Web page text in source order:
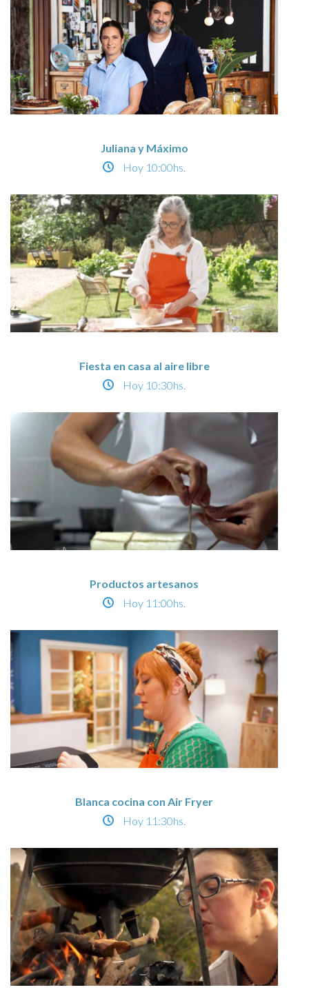
Juliana y Máximo
Hoy 10:00hs.
Fiesta en casa al aire libre
Hoy 10:30hs.
Productos artesanos
Hoy 11:00hs.
Blanca cocina con Air Fryer
Hoy 11:30hs.